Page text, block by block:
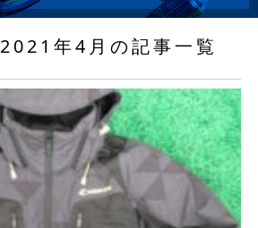
2021年4月の記事一覧